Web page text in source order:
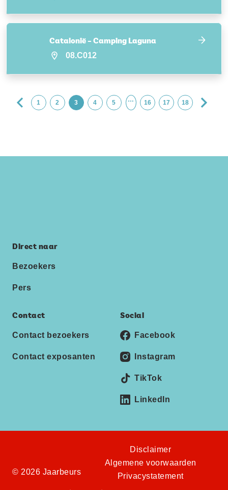
Catalonië – Camping Laguna
08.C012
1 2 3 4 5 … 16 17 18
Direct naar
Bezoekers
Pers
Contact
Contact bezoekers
Contact exposanten
Social
Facebook
Instagram
TikTok
LinkedIn
© 2026 Jaarbeurs
Disclaimer
Algemene voorwaarden
Privacystatement